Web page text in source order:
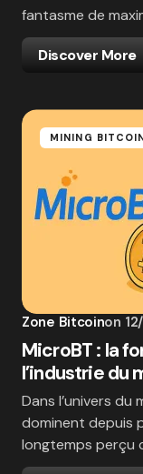
fantasme de
Discover More
MINING
Zone Bitcoinon
MicroBT : la
l’industrie du
Dans l’univers
dominent depuis
longtemps perçu